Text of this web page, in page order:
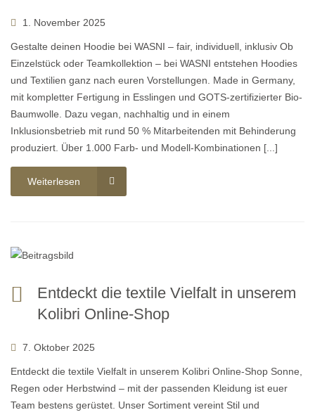
1. November 2025
Gestalte deinen Hoodie bei WASNI – fair, individuell, inklusiv Ob
Einzelstück oder Teamkollektion – bei WASNI entstehen Hoodies
und Textilien ganz nach euren Vorstellungen. Made in Germany,
mit kompletter Fertigung in Esslingen und GOTS-zertifizierter Bio-
Baumwolle. Dazu vegan, nachhaltig und in einem
Inklusionsbetrieb mit rund 50 % Mitarbeitenden mit Behinderung
produziert. Über 1.000 Farb- und Modell-Kombinationen [...]
Weiterlesen
Entdeckt die textile Vielfalt in unserem
Kolibri Online-Shop
7. Oktober 2025
Entdeckt die textile Vielfalt in unserem Kolibri Online-Shop Sonne,
Regen oder Herbstwind – mit der passenden Kleidung ist euer
Team bestens gerüstet. Unser Sortiment vereint Stil und